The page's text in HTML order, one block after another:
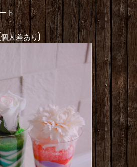
ト
人差あり)